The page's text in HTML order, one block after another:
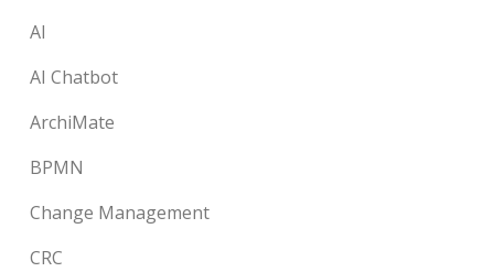
AI
AI Chatbot
ArchiMate
BPMN
Change Management
CRC